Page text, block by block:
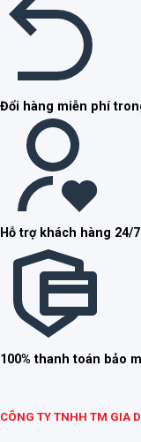
Đổi hàng miễn phí
Hỗ trợ khách hàng 24/7
100% thanh toán bảo
CÔNG TY TNHH TM GIA